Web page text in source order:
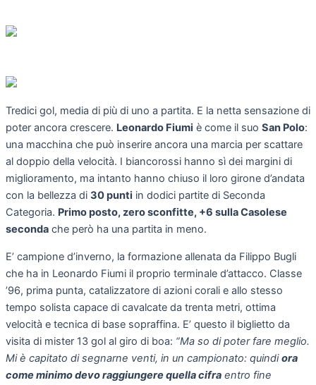
Tredici gol, media di più di uno a partita. E la netta sensazione di
poter ancora crescere. Leonardo Fiumi è come il suo San Polo:
una macchina che può inserire ancora una marcia per scattare
al doppio della velocità. I biancorossi hanno sì dei margini di
miglioramento, ma intanto hanno chiuso il loro girone d’andata
con la bellezza di 30 punti in dodici partite di Seconda
Categoria. Primo posto, zero sconfitte, +6 sulla Casolese
seconda che però ha una partita in meno.
E’ campione d’inverno, la formazione allenata da Filippo Bugli
che ha in Leonardo Fiumi il proprio terminale d’attacco. Classe
’96, prima punta, catalizzatore di azioni corali e allo stesso
tempo solista capace di cavalcate da trenta metri, ottima
velocità e tecnica di base sopraffina. E’ questo il biglietto da
visita di mister 13 gol al giro di boa: “Ma so di poter fare meglio.
Mi è capitato di segnarne venti, in un campionato: quindiora
come minimo devo raggiungere quella cifra entro fine